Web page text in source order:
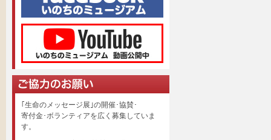
｢生命のメッセージ展｣の開催･協賛･
寄付金･ボランティアを広く募集していま
す。